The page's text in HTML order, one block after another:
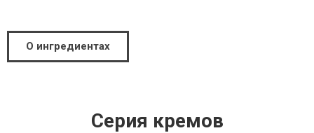
О ингредиентах
Серия кремов